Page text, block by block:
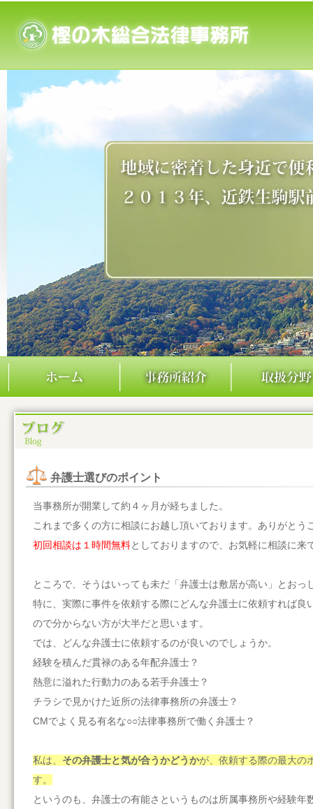
弁護士選びのポイント
当事務所が開業して約４ヶ月が経ちました。
これまで多くの方に相談にお越し頂いております。ありがとう
初回相談は１時間無料としておりますので、お気軽に相談に来
ところで、そうはいっても未だ「弁護士は敷居が高い」とおっ
特に、実際に事件を依頼する際にどんな弁護士に依頼すれば良
ので分からない方が大半だと思います。
では、どんな弁護士に依頼するのが良いのでしょうか。
経験を積んだ貫禄のある年配弁護士？
熱意に溢れた行動力のある若手弁護士？
チラシで見かけた近所の法律事務所の弁護士？
CMでよく見る有名な○○法律事務所で働く弁護士？
私は、 その弁護士と気が合うかどうかが、依頼する際の最大の
す。
というのも、弁護士の有能さというものは所属事務所や経験年